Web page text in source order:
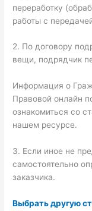
переработку
работы с
2. По договору
вещи, подрядчик
Информация о
Правовой онлайн
ознакомиться со
нашем ресурсе.
3. Если иное не
самостоятельно
заказчика.
Выбрать другую